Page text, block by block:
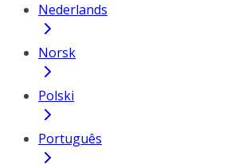
Nederlands
Norsk
Polski
Português